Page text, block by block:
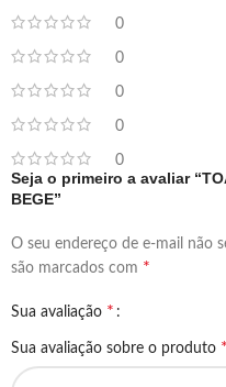
0
0
0
0
0
Seja o primeiro a avaliar
BEGE”
O seu endereço de e-mail não
são marcados com *
Sua avaliação *
Sua avaliação sobre o produto *